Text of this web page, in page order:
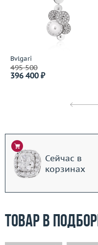
Bvlgari
495 500
396 400 ₽
Сейчас в
корзинах
Товар в